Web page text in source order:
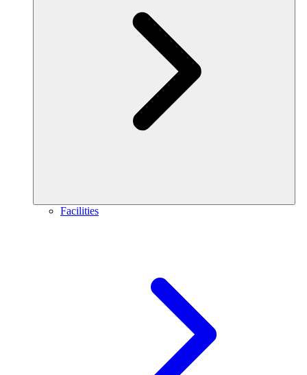
Facilities